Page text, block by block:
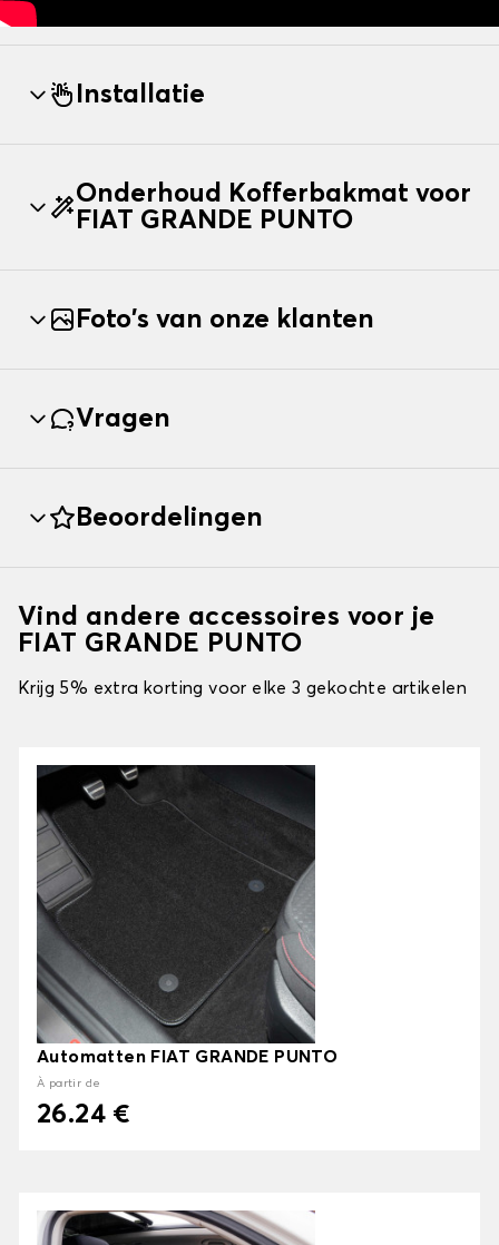
Installatie
Onderhoud Kofferbakmat voor
FIAT GRANDE PUNTO
Foto's van onze klanten
Vragen
Beoordelingen
Vind andere accessoires voor je
FIAT GRANDE PUNTO
Krijg 5% extra korting voor elke 3 gekochte artikelen
Automatten FIAT GRANDE PUNTO
À partir de
26.24 €